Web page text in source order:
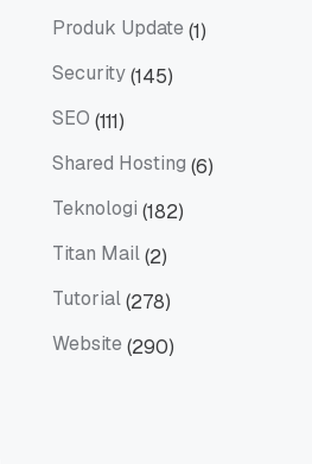
Produk Update (1)
Security(145)
SEO (111)
Shared Hosting (6)
Teknologi (182)
Titan Mail(2)
Tutorial(278)
Website (290)